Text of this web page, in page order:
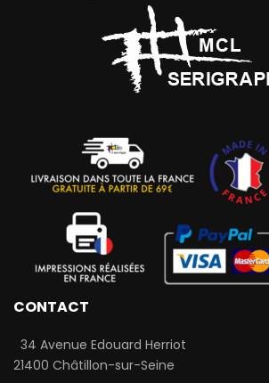
CONTACT
34 Avenue Edouard Herriot
21400 Châtillon-sur-Seine